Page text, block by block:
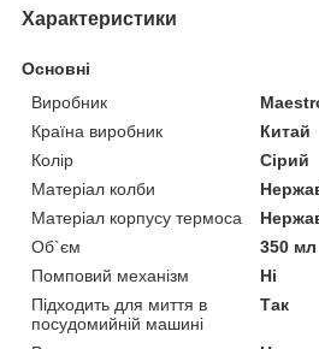
Характеристики
Основні
Виробник
Країна виробник
Китай
Колір
Сірий
Матеріал колби
Матеріал корпусу термоса
Об`єм
350 мл
Помповий механізм
Ні
Підходить для миття в
посудомийній машині
Так